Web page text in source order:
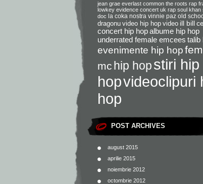
jean grae everlast common the roots rap
lowkey evidence concert uk rap soul khan
doc la coka nostra vinnie paz old
dragonu video hip hop video ill bill
concert hip hopalbume hip hop
underrated female emcees talib
evenimente hip hop
mc hip hopstiri hip
hopvideoclipuri
hop
POST ARCHIVES
august 2015
aprilie 2015
noiembrie 2012
octombrie 2012